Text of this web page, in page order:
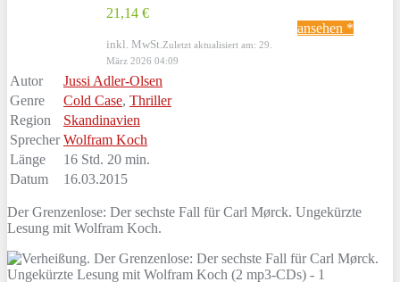
21,14 €
inkl. MwSt. Zuletzt aktualisiert am: 29.
März 2026 04:09
ansehen *
Autor
Jussi Adler-Olsen
Genre
Cold Case, Thriller
Region
Skandinavien
Sprecher Wolfram Koch
Länge
16 Std. 20 min.
Datum
16.03.2015
Der Grenzenlose: Der sechste Fall für Carl Mørck. Ungekürzte
Lesung mit Wolfram Koch.